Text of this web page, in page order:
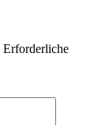
Erforderliche